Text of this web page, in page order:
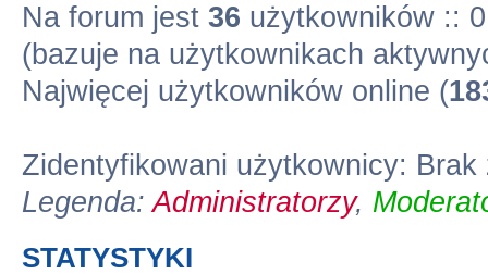
Na forum jest 36 użytkowników ::
(bazuje na użytkownikach
Najwięcej użytkowników online (
Zidentyfikowani użytkownicy:
Legenda:Administratorzy,
STATYSTYKI